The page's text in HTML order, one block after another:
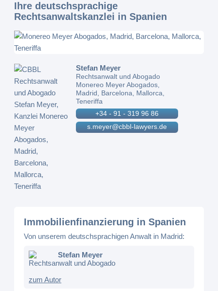
Ihre deutschsprachige
Rechtsanwaltskanzlei in Spanien
Stefan Meyer
Rechtsanwalt und Abogado
Monereo Meyer Abogados,
Madrid, Barcelona, Mallorca,
Teneriffa
+34 - 91 - 319 96 86
s.meyer@cbbl-lawyers.de
Immobilienfinanzierung in Spanien
Von unserem deutschsprachigen Anwalt in Madrid:
Stefan Meyer
Rechtsanwalt und Abogado
zum Autor